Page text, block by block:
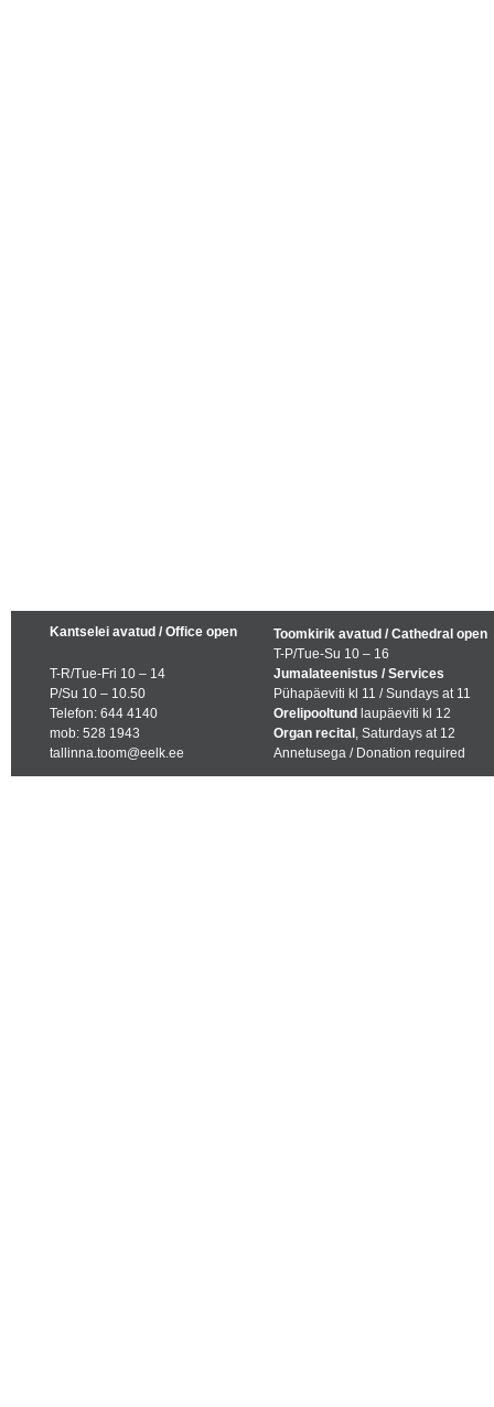
Kantselei avatud / Office open
T-R/Tue-Fri 10 – 14
P/Su 10 – 10.50
Telefon: 644 4140
mob: 528 1943
tallinna.toom@eelk.ee
Toomkirik avatud / Cathedral open
T-P/Tue-Su 10 – 16
Jumalateenistus / Services
Pühapäeviti kl 11 / Sundays at 11
Orelipooltund laupäeviti kl 12
Organ recital , Saturdays at 12
Annetusega / Donation required